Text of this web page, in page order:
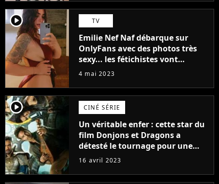
player2 TV
Emilie Nef Naf débarque sur
OnlyFans avec des photos très
sexy... les fétichistes vont
prendre leur pied !
4 mai 2023
player2 CINÉ SÉRIE
Un véritable enfer : cette star du
film Donjons et Dragons a
détesté le tournage pour une
raison très spéciale
16 avril 2023